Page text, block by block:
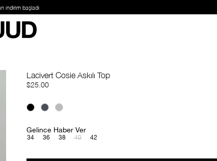
Lacivert Cosie Askılı Top
$25.00
Gelince Haber Ver
34 36 38 40 42